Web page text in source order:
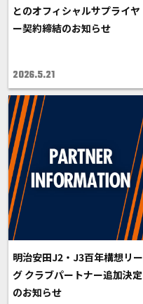
とのオフィシャルサプライヤ
ー契約締結のお知らせ
2026.5.21
明治安田J2・J3百年構想リー
グ クラブパートナー追加決定
のお知らせ